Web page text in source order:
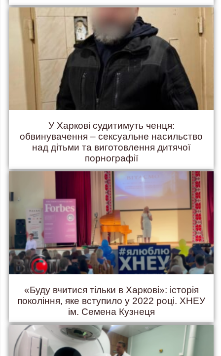
У Харкові судитимуть ченця:
обвинувачення – сексуальне насильство
над дітьми та виготовлення дитячої
порнографії
«Буду вчитися тільки в Харкові»: історія
покоління, яке вступило у 2022 році. ХНЕУ
ім. Семена Кузнеця